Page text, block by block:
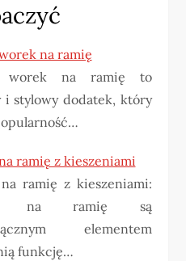
na ramię
worek na ramię to
stylowy dodatek, który
ramię z kieszeniami
ramię z kieszeniami:
na ramię są
elementem
funkcję…